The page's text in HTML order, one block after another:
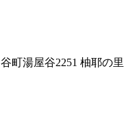
町湯屋谷2251 柚耶の里